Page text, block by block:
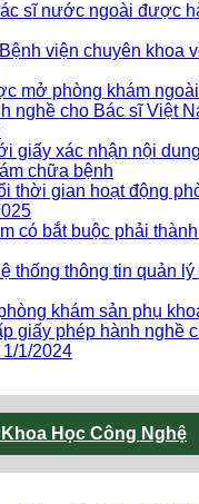
sĩ nước ngoài được
viện chuyên khoa
mở phòng khám
nghề cho Bác sĩ Việt
giấy xác nhận nội
chữa bệnh
thời gian hoạt động
có bắt buộc phải
thống thông tin quản lý
khám sản phụ
giấy phép hành nghề
1/2024
Khoa Học Công Nghệ